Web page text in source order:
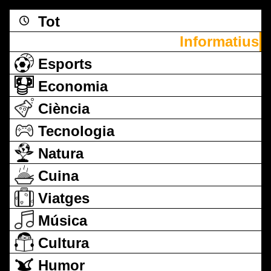
Tot
Informatius
Esports
Economia
Ciència
Tecnologia
Natura
Cuina
Viatges
Música
Cultura
Humor